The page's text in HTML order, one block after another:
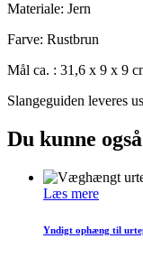
Materiale: Jern
Farve: Rustbrun
Mål ca. : 31,6 x 9 x 9
Slangeguiden leveres
Du kunne
Læs mere
Yndigt ophæng til